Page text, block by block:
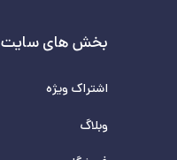
بخش های سایت
اشتراک ویژه
وبلاگ